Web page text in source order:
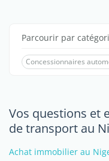
Parcourir par
Concessionnaires
Vos questions et
de transport au
Achat immobilier au